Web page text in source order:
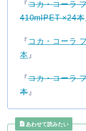
『コカ・コーラ
410mlPET ×24本
『 コカ・コーラ
本 』
『コカ・コーラ
本』
あわせて読みたい